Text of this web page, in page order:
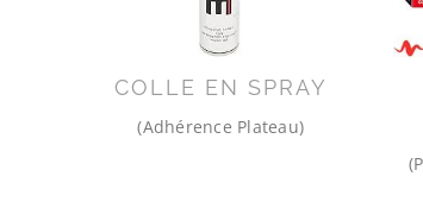
COLLE EN SPRAY
(Adhérence Plateau)